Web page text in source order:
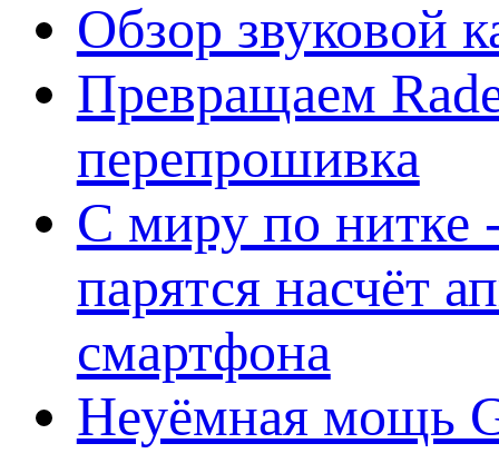
Обзор звуковой
Превращаем
перепрошивка
С миру по нитке
парятся насчёт
смартфона
Неуёмная мощь